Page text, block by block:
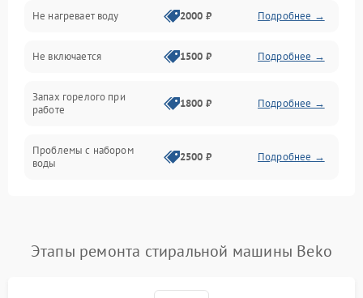
Программное обеспечение
Не нагревает воду 2000 ₽ Подробнее →
Не включается 1500 ₽ Подробнее →
Запах горелого при
работе
1800 ₽ Подробнее →
Проблемы с набором
воды
2500 ₽ Подробнее →
Замена платы управления Подробнее →
Этапы ремонта стиральной машины Beko